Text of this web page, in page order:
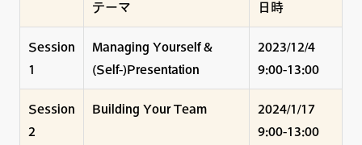
テーマ 日時
Session
1
Managing Yourself &
(Self-)Presentation
2023/12/4
9:00-13:00
Session
2
Building Your Team
2024/1/17
9:00-13:00